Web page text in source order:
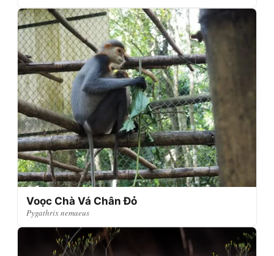
Voọc Chà Vá Chân Đỏ
Pygathrix nemaeus